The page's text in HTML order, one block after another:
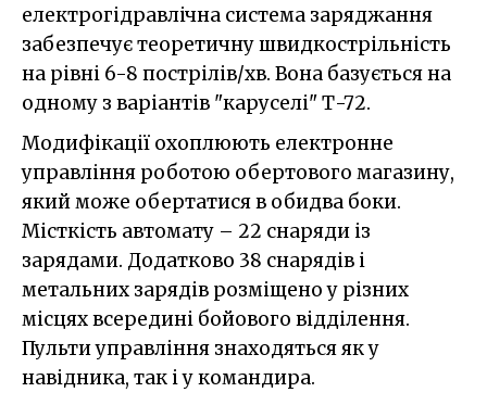
електрогідравлічна система заряджання
забезпечує теоретичну швидкострільність
на рівні 6-8 пострілів/хв. Вона базується на
одному з варіантів "каруселі" Т-72.
Модифікації охоплюють електронне
управління роботою обертового магазину,
який може обертатися в обидва боки.
Місткість автомату – 22 снаряди із
зарядами. Додатково 38 снарядів і
метальних зарядів розміщено у різних
місцях всередині бойового відділення.
Пульти управління знаходяться як у
навідника, так і у командира.